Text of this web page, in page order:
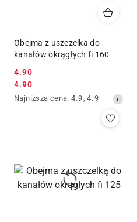
Obejma z uszczelka do
kanałów okrągłych fi 160
Cena
promocyjna:
4.90
Cena
promocyjna:
4.90
Najniższa
Najniższa cena: 4.9, 4.9